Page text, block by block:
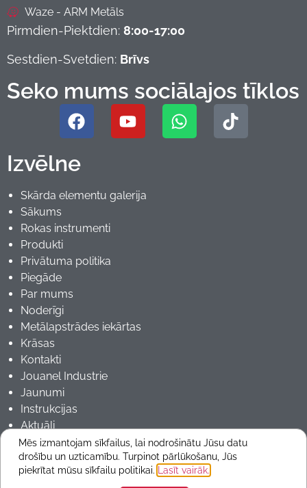
Waze - ARM Metāls
Pirmdien-Piektdien: 8:00-17:00
Sestdien-Svetdien: Brīvs
Seko mums sociālajos tīklos
Izvēlne
Skārda elementu galerija
Sākums
Rokas instrumenti
Produkti
Privātuma politika
Piegāde
Par mums
Noderīgi
Metālapstrādes iekārtas
Krāsas
Kontakti
Jouanel Industrie
Jaunumi
Instrukcijas
Aktuāli
Copyrights 2025 © ARMmetals
Mēs izmantojam sīkfailus, lai nodrošinātu Jūsu datu
drošību un uzticamību. Turpinot pārlūkošanu, Jūs
piekrītat mūsu sīkfailu politikai.
Lasīt vairāk.